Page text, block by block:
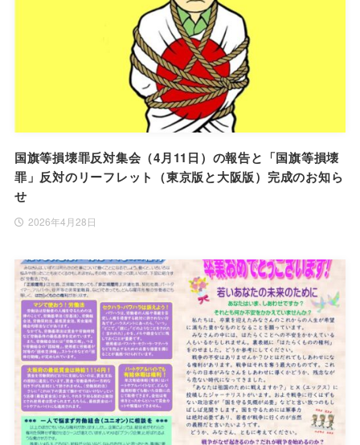
国旗等損壊罪反対集会（4月11日）の報告と「国旗等損壊
罪」反対のリーフレット（東京版と大阪版）完成のお知ら
せ
2026年4月28日